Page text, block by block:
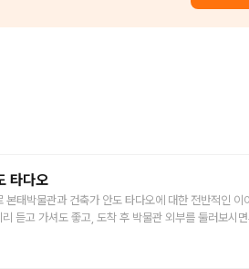
타다오
태박물관과 건축가 안도 타다오에 대한 전반적인 이
듣고 가셔도 좋고, 도착 후 박물관 외부를 둘러보시면